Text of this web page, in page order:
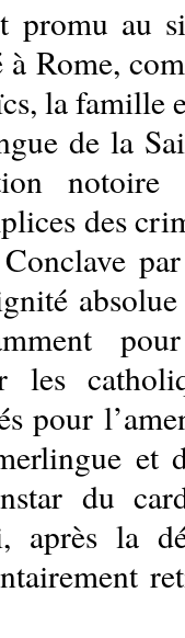
promu au
Rome,
la famille
de la
notoire
des
les
pour
et
du
après la